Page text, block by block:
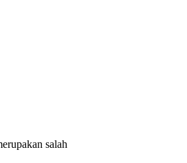
salah